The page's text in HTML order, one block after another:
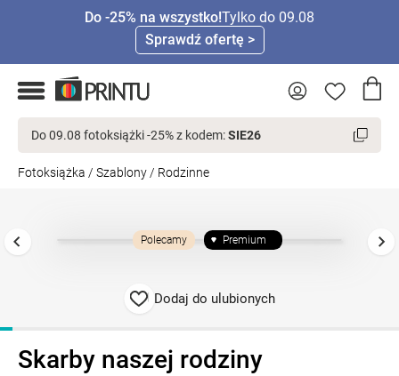
Do -25% na wszystko!Tylko do 09.08
Sprawdź ofertę >
Do 09.08 fotoksiążki -25% z kodem:SIE26
Fotoksiążka / Szablony / Rodzinne
Polecamy Premium
Dodaj do ulubionych
Skarby naszej rodziny